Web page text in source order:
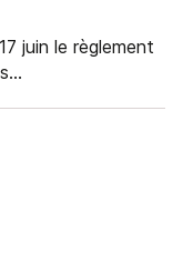
juin le règlement